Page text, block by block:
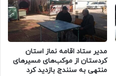
مدیر ستاد اقامه نماز استان
کردستان از موکب‌های مسیرهای
منتهی به سنندج بازدید کرد